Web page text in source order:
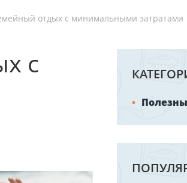
отдых с минимальными затратами
с